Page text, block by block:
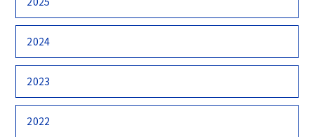
2024
2023
2022